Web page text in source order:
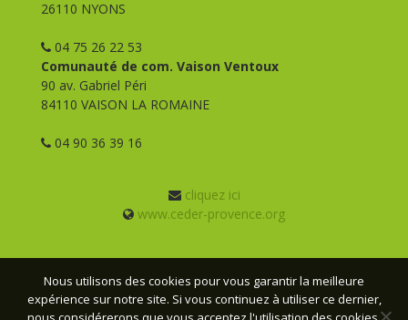
Nous utilisons des cookies pour vous garantir la meilleure
expérience sur notre site. Si vous continuez à utiliser ce dernier,
26110 NYONS
04 75 26 22 53
Comunauté de com. Vaison Ventoux
90 av. Gabriel Péri
84110 VAISON LA ROMAINE
04 90 36 39 16
cliquez ici
www.ceder-provence.org
© CEDER Provence - 2026 - Tous droits réservés -Mentions